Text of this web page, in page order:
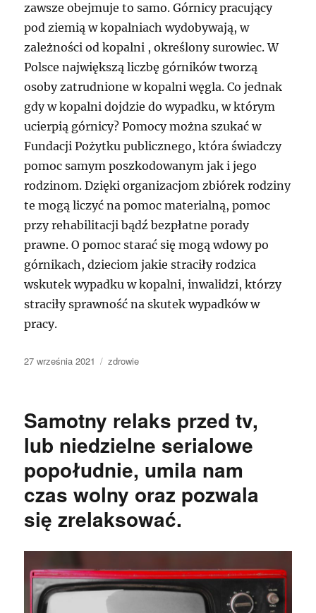
zawsze obejmuje to samo. Górnicy pracujący
pod ziemią w kopalniach wydobywają, w
zależności od kopalni , określony surowiec. W
Polsce największą liczbę górników tworzą
osoby zatrudnione w kopalni węgla. Co jednak
gdy w kopalni dojdzie do wypadku, w którym
ucierpią górnicy? Pomocy można szukać w
Fundacji Pożytku publicznego, która świadczy
pomoc samym poszkodowanym jak i jego
rodzinom. Dzięki organizacjom zbiórek rodziny
te mogą liczyć na pomoc materialną, pomoc
przy rehabilitacji bądź bezpłatne porady
prawne. O pomoc starać się mogą wdowy po
górnikach, dzieciom jakie straciły rodzica
wskutek wypadku w kopalni, inwalidzi, którzy
straciły sprawność na skutek wypadków w
pracy.
Data
27 września 2021 Kategorie
zdrowie
Samotny relaks przed tv,
lub niedzielne serialowe
popołudnie, umila nam
czas wolny oraz pozwala
się zrelaksować.